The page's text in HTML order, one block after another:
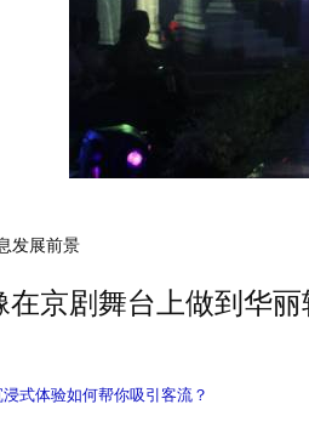
发展前景
在京剧舞台上做到华丽
式体验如何帮你吸引客流？